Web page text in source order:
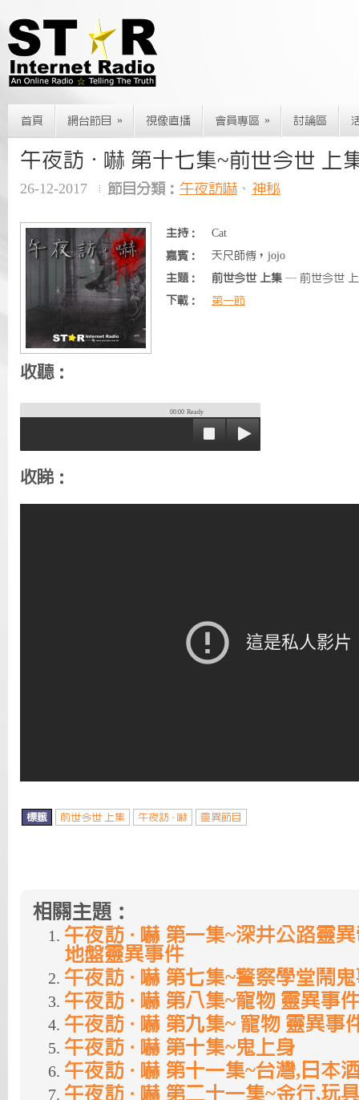
首頁 網台節目 » 視像直播 會員專區 » 討論區
午夜訪 · 嚇 第十七集~前世今世 上
26-12-2017 節目分類： 午夜訪嚇 、 神秘
主持：
Cat
嘉賓：
天尺師傅，jojo
主題：
前世今世 上集 — 前世今世
下載：
第一節
收聽：
00:00 Ready
收睇：
標籤 前世今世 上集 午夜訪 · 嚇 靈異節目
相關主題：
午夜訪 · 嚇 第一集~深井公路靈
地盤靈異事件
午夜訪 · 嚇 第七集~警察學堂鬧
午夜訪 · 嚇 第八集~寵物 靈異事
午夜訪 · 嚇 第九集~ 寵物 靈異事
午夜訪 · 嚇 第十集~鬼上身
午夜訪 · 嚇 第十一集~台灣,日本
午夜訪 · 嚇 第二十一集~金行,玩